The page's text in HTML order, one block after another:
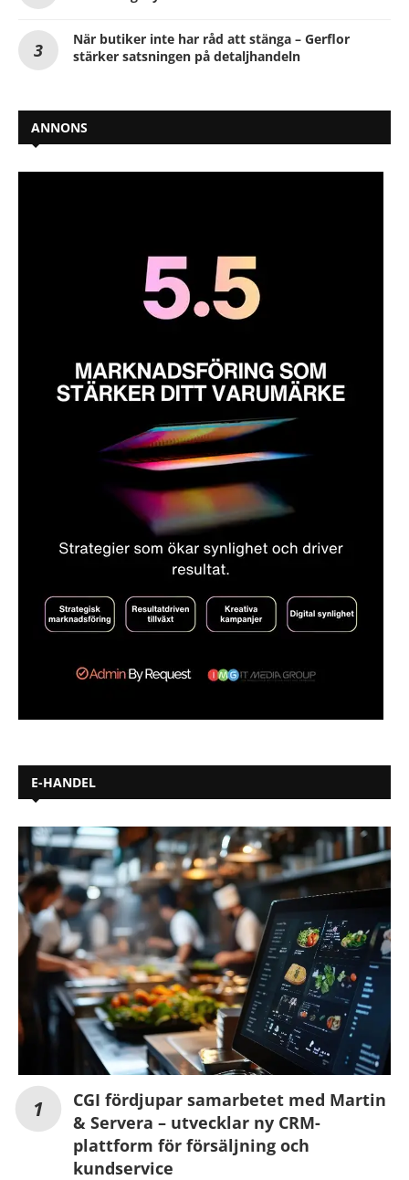
När butiker inte har råd att stänga – Gerflor
stärker satsningen på detaljhandeln
ANNONS
E-HANDEL
CGI fördjupar samarbetet med Martin
& Servera – utvecklar ny CRM-
plattform för försäljning och
kundservice